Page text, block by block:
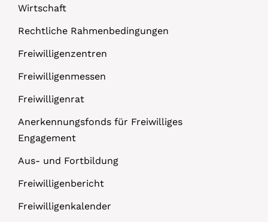
Wirtschaft
Rechtliche Rahmenbedingungen
Freiwilligenzentren
Freiwilligenmessen
Freiwilligenrat
Anerkennungsfonds für Freiwilliges
Engagement
Aus- und Fortbildung
Freiwilligenbericht
Freiwilligenkalender